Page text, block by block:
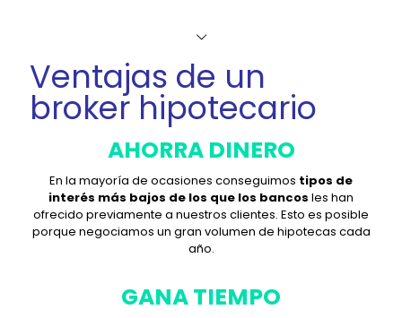
Ventajas de un
broker hipotecario
AHORRA DINERO
En la mayoría de ocasiones conseguimos tipos de
interés más bajos de los que los bancos les han
ofrecido previamente a nuestros clientes. Esto es posible
porque negociamos un gran volumen de hipotecas cada
año.
GANA TIEMPO